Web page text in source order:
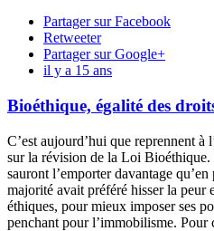
Partager sur Facebook
Retweeter
Partager sur Google+
il y a 15 ans
Bioéthique, égalité des
C’est aujourd’hui que reprennent à
sur la révision de la Loi Bioéthique.
sauront l’emporter davantage
majorité avait préféré hisser la peur
éthiques, pour mieux imposer ses
penchant pour l’immobilisme.